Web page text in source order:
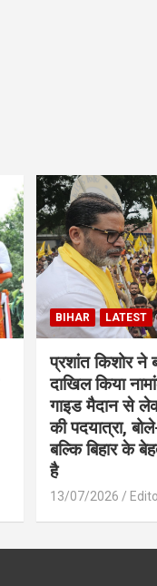
BIHAR LATEST
प्रशांत किशोर ने
दाखिल किया
गाइड मैदान से
की पदयात्रा,
बल्कि बिहार के
है
13/07/2026